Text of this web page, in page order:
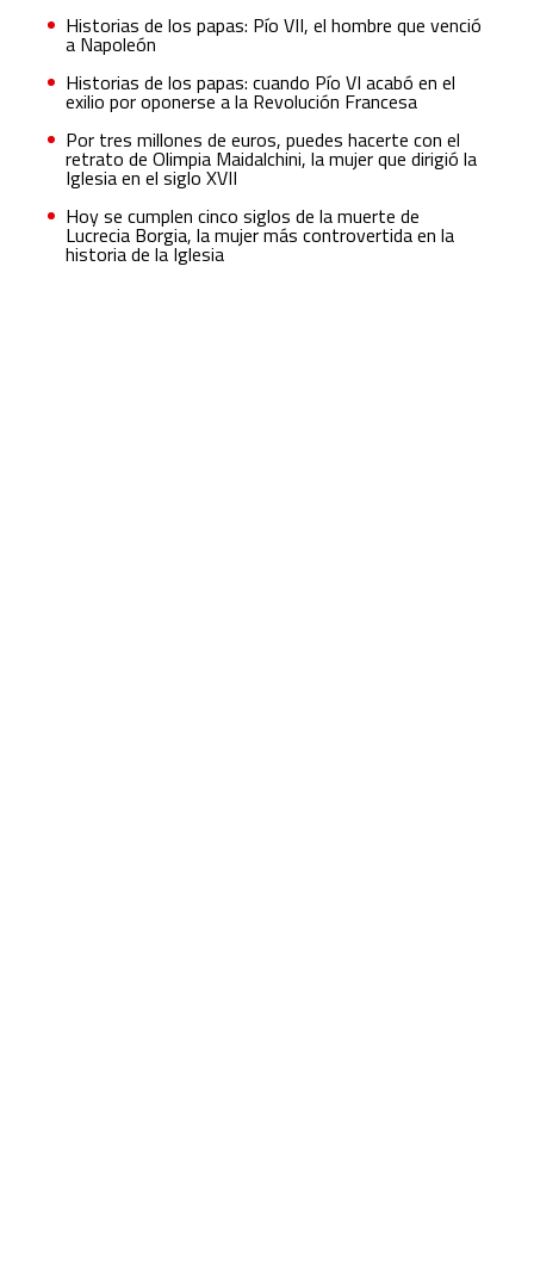
Historias de los papas: Pío VII, el hombre que venció
a Napoleón
Historias de los papas: cuando Pío VI acabó en el
exilio por oponerse a la Revolución Francesa
Por tres millones de euros, puedes hacerte con el
retrato de Olimpia Maidalchini, la mujer que dirigió la
Iglesia en el siglo XVII
Hoy se cumplen cinco siglos de la muerte de
Lucrecia Borgia, la mujer más controvertida en la
historia de la Iglesia